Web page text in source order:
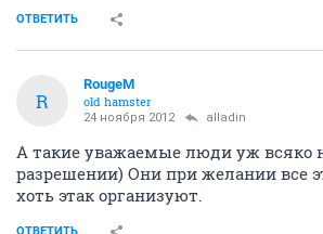
ОТВЕТИТЬ
R
RougeM
old hamster
24 ноября 2012 alladin
А такие уважаемые люди уж всяко
разрешении) Они при желании все
хоть этак организуют.